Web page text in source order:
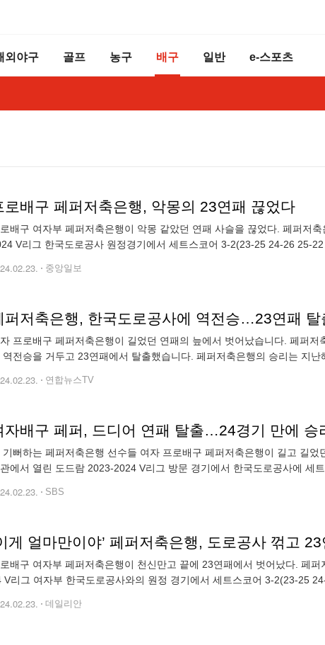
외야구 골프 농구 배구 일반 e-스포츠
로배구 페퍼저축은행, 악몽의 23연패 끊었다
배구 여자부 페퍼저축은행이 악몽 같았던 연패 사슬을 끊었다. 페퍼저
V리그 한국도로공사 원정경기에서 세트스코어 3-2(23-25 24-26 25-
중앙일보
퍼저축은행, 한국도로공사에 역전승…23연패 탈
프로배구 페퍼저축은행이 길었던 연패의 늪에서 벗어났습니다. 페퍼
역전승을 거두고 23연패에서 탈출했습니다. 페퍼저축은행의 승리는 지
연합뉴스TV
자배구 페퍼, 드디어 연패 탈출…24경기 만에 승
뻐하는 페퍼저축은행 선수들 여자 프로배구 페퍼저축은행이 길고 길
에서 열린 도드람 2023-2024 V리그 방문 경기에서 한국도로공사에 세
SBS
게 얼마만이야’ 페퍼저축은행, 도로공사 꺾고
배구 여자부 페퍼저축은행이 천신만고 끝에 23연패에서 벗어났다. 페
V리그 여자부 한국도로공사와의 원정 경기에서 세트스코어 3-2(23-25
데일리안